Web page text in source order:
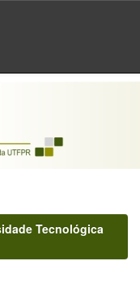
Tecnológica